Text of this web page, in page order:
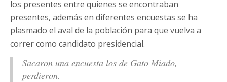
los presentes entre quienes se encontraban
presentes, además en diferentes encuestas se ha
plasmado el aval de la población para que vuelva a
correr como candidato presidencial.
Sacaron una encuesta los de Gato Miado,
perdieron.